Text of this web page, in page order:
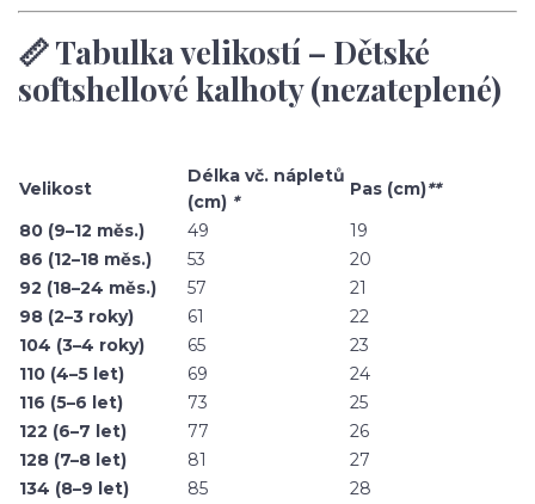
📏 Tabulka velikostí – Dětské
softshellové kalhoty (nezateplené)
Velikost
Délka vč. nápletů
(cm) *
Pas (cm)**
80 (9–12 měs.)
49
19
86 (12–18 měs.)
53
20
92 (18–24 měs.)
57
21
98 (2–3 roky)
61
22
104 (3–4 roky)
65
23
110 (4–5 let)
69
24
116 (5–6 let)
73
25
122 (6–7 let)
77
26
128 (7–8 let)
81
27
134 (8–9 let)
85
28